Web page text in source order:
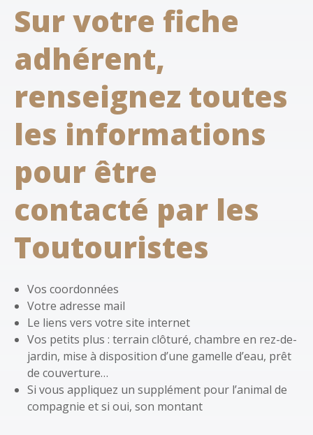
Sur votre fiche
adhérent,
renseignez toutes
les informations
pour être
contacté par les
Toutouristes
Vos coordonnées
Votre adresse mail
Le liens vers votre site internet
Vos petits plus : terrain clôturé, chambre en rez-de-
jardin, mise à disposition d’une gamelle d’eau, prêt
de couverture…
Si vous appliquez un supplément pour l’animal de
compagnie et si oui, son montant